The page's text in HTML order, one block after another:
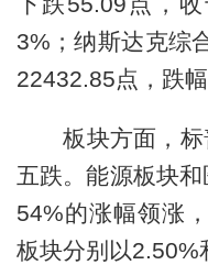
3%；纳斯达克综
22432.85点，跌幅
板块方面，标
五跌。能源板块
54%的涨幅领涨
板块分别以2.50%